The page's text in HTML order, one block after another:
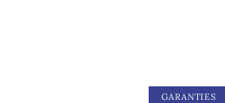
GARANTIES